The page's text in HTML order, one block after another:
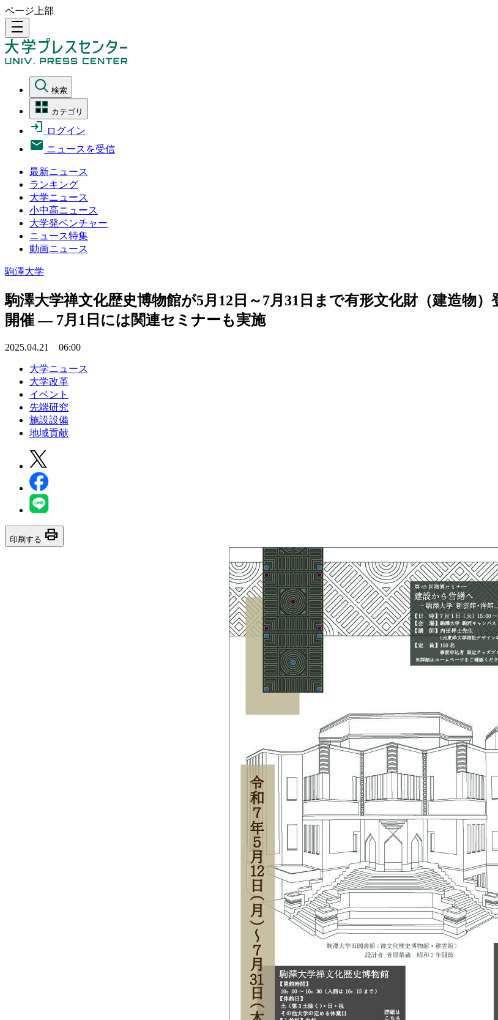
ページ上部
density_medium
検索
カテゴリ
ログイン
ニュースを受信
最新ニュース
ランキング
大学ニュース
小中高ニュース
大学発ベンチャー
ニュース特集
動画ニュース
駒澤大学
駒澤大学禅文化歴史博物館が5月12日～7月31日まで有形文化財（建造物
開催 ― 7月1日には関連セミナーも実施
2025.04.21 06:00
大学ニュース
大学改革
イベント
先端研究
施設設備
地域貢献
印刷する print